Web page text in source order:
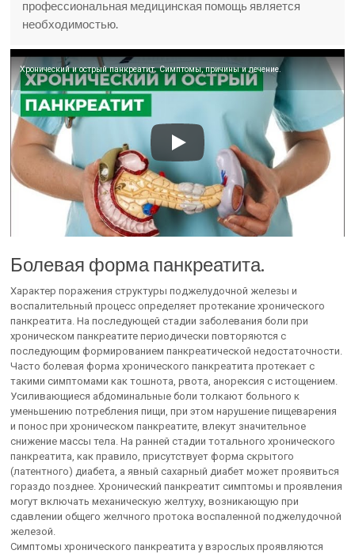
профессиональная медицинская помощь является
необходимостью.
Хронический и острый панкреатит. Симптомы, причины и лечение.
Болевая форма панкреатита.
Характер поражения структуры поджелудочной железы и
воспалительный процесс определяет протекание хронического
панкреатита. На последующей стадии заболевания боли при
хроническом панкреатите периодически повторяются с
последующим формированием панкреатической недостаточности.
Часто болевая форма хронического панкреатита протекает с
такими симптомами как тошнота, рвота, анорексия с истощением.
Усиливающиеся абдоминальные боли толкают больного к
уменьшению потребления пищи, при этом нарушение пищеварения
и понос при хроническом панкреатите, влекут значительное
снижение массы тела. На ранней стадии тотального хронического
панкреатита, как правило, присутствует форма скрытого
(латентного) диабета, а явный сахарный диабет может проявиться
гораздо позднее. Хронический панкреатит симптомы и проявления
могут включать механическую желтуху, возникающую при
сдавлении общего желчного протока воспаленной поджелудочной
железой.
Симптомы хронического панкреатита у взрослых проявляются